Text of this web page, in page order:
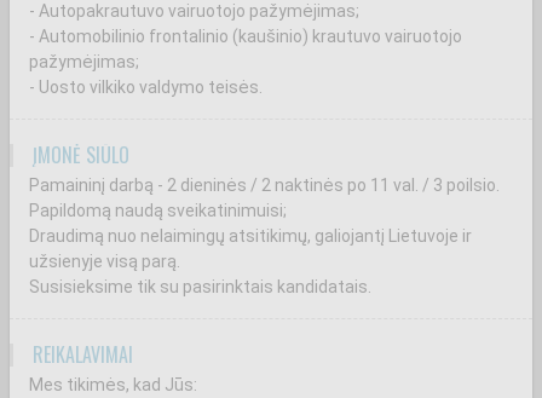
- Autopakrautuvo vairuotojo pažymėjimas;
- Automobilinio frontalinio (kaušinio) krautuvo vairuotojo
pažymėjimas;
- Uosto vilkiko valdymo teisės.
ĮMONĖ SIŪLO
Pamaininį darbą - 2 dieninės / 2 naktinės po 11 val. / 3 poilsio.
Papildomą naudą sveikatinimuisi;
Draudimą nuo nelaimingų atsitikimų, galiojantį Lietuvoje ir
užsienyje visą parą.
Susisieksime tik su pasirinktais kandidatais.
REIKALAVIMAI
Mes tikimės, kad Jūs: